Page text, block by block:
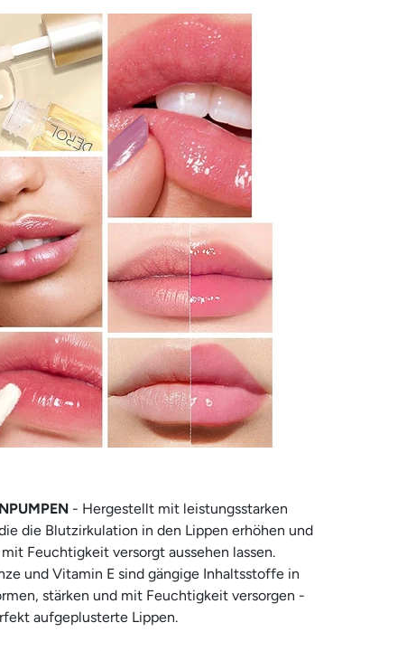
- Hergestellt mit leistungsstarken
die Blutzirkulation in den Lippen erhöhen und
Feuchtigkeit versorgt aussehen lassen.
und Vitamin E sind gängige Inhaltsstoffe in
stärken und mit Feuchtigkeit versorgen -
aufgeplusterte Lippen.